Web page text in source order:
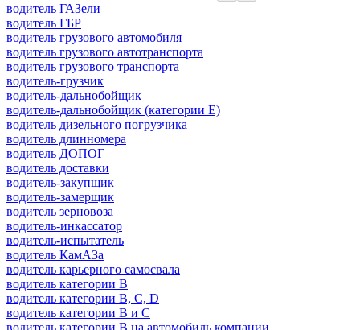
водитель ГАЗели
водитель ГБР
водитель грузового автомобиля
водитель грузового автотранспорта
водитель грузового транспорта
водитель-грузчик
водитель-дальнобойщик
водитель-дальнобойщик (категории Е)
водитель дизельного погрузчика
водитель длинномера
водитель ДОПОГ
водитель доставки
водитель-закупщик
водитель-замерщик
водитель зерновоза
водитель-инкассатор
водитель-испытатель
водитель КамАЗа
водитель карьерного самосвала
водитель категории B
водитель категории B, C, D
водитель категории B и C
водитель категории B на автомобиль компании